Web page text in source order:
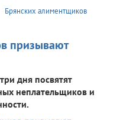
Брянских алиментщиков
призывают
дня посвятят
неплательщиков и